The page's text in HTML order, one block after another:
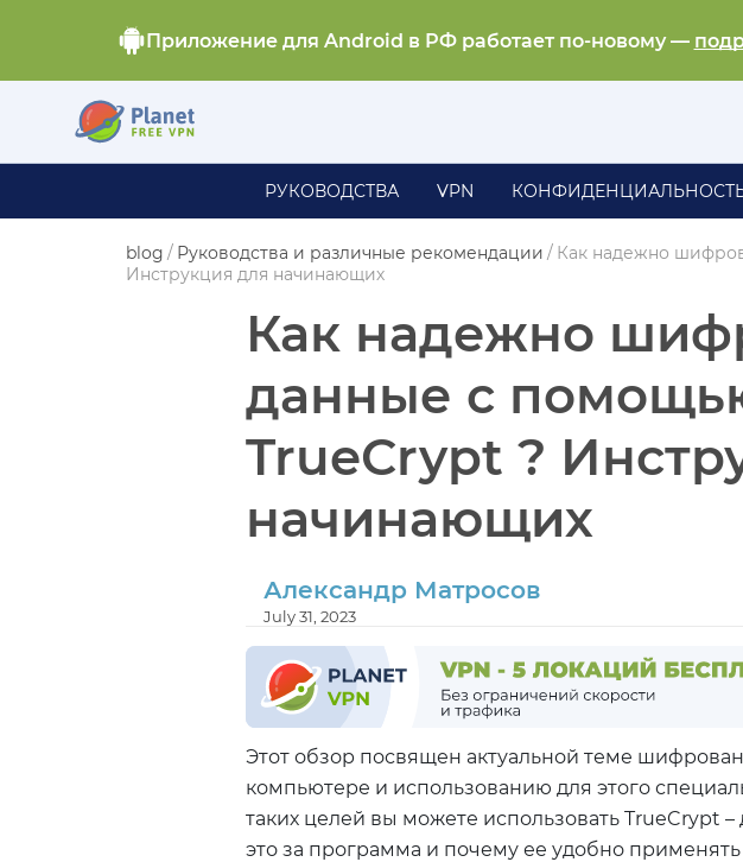
Приложение для Android в РФ работает по-новому —
РУКОВОДСТВА VPN
blog / Руководства и различные рекомендации / Как надежно
Инструкция для начинающих
Как надежно
данные c
TrueСrypt ?
начинающих
Александр Матросов
July 31, 2023
Этот обзор посвящен актуальной теме
компьютере и использованию для этого
таких целей вы можете использовать TrueCrypt –
это за программа и почему ее удобно